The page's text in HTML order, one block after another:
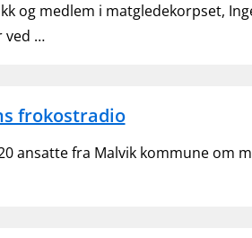
og medlem i matgledekorpset,
ved …
frokostradio
ansatte fra Malvik kommune om